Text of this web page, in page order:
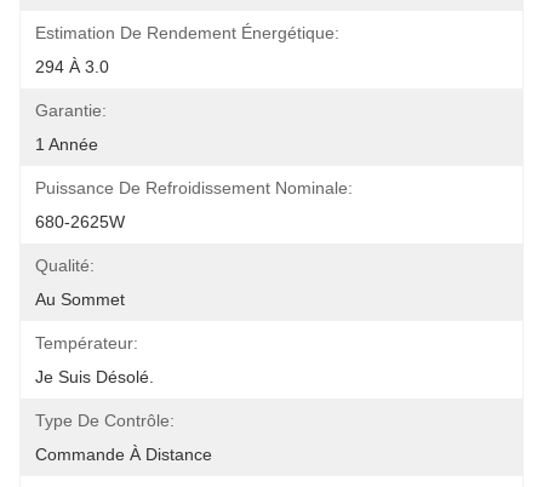
Estimation De Rendement Énergétique:
294 À 3.0
Garantie:
1 Année
Puissance De Refroidissement Nominale:
680-2625W
Qualité:
Au Sommet
Températeur:
Je Suis Désolé.
Type De Contrôle:
Commande À Distance